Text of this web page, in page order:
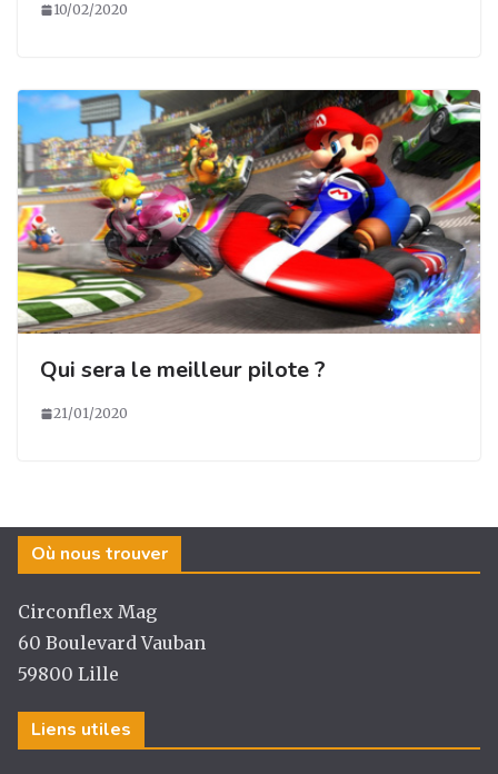
10/02/2020
Qui sera le meilleur pilote ?
21/01/2020
Où nous trouver
Circonflex Mag
60 Boulevard Vauban
59800 Lille
Liens utiles